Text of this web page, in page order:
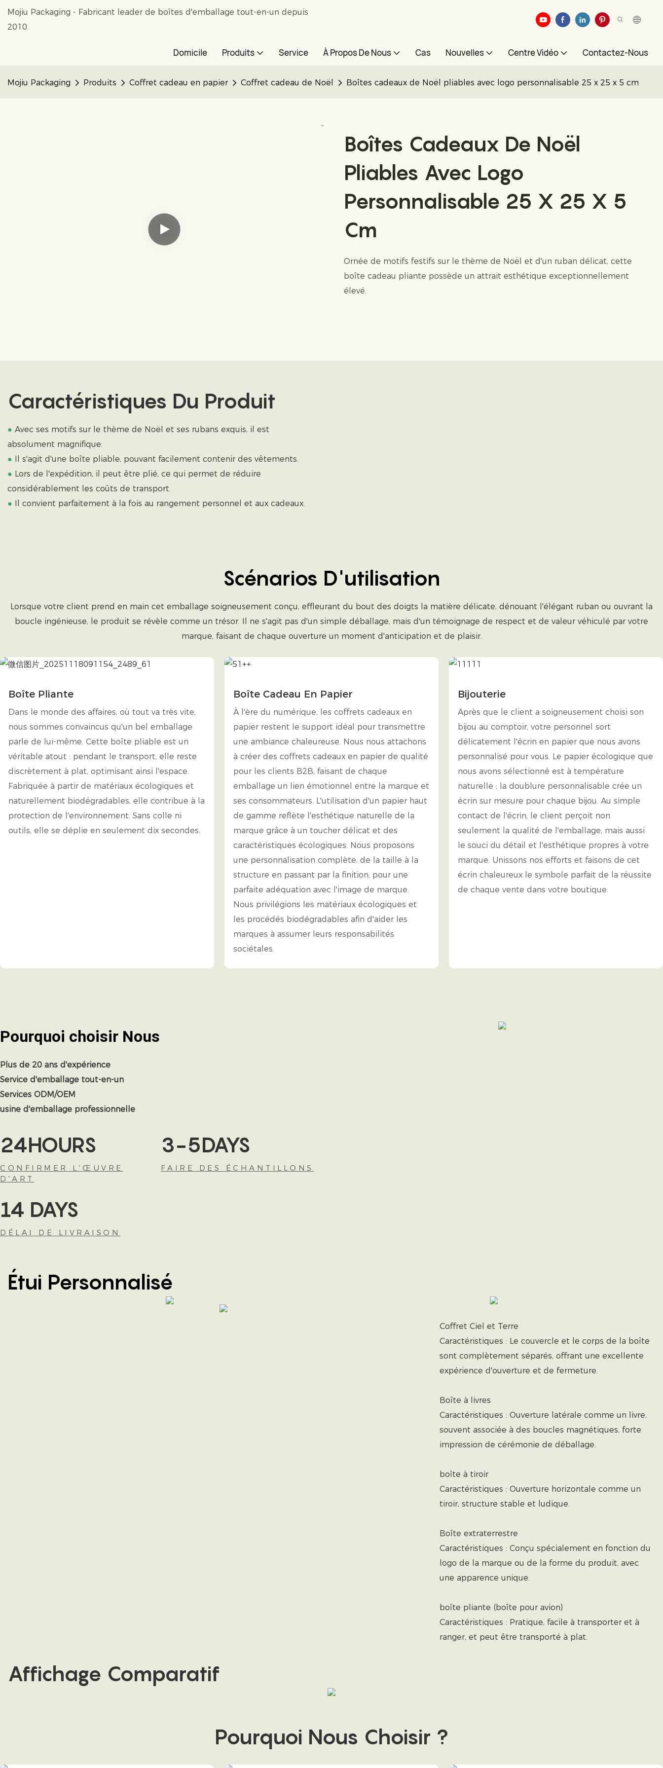
Mojiu Packaging - Fabricant leader de boîtes d'emballage tout-en-un depuis
2010.
Domicile Produits Service À Propos De Nous Cas Nouvelles Centre Vidéo Contactez-Nous
Mojiu Packaging Produits Coffret cadeau en papier Coffret cadeau de Noël Boîtes cadeaux de Noël pliables avec logo personnalisable 25 x 25 x 5 cm
Boîtes Cadeaux De Noël
Pliables Avec Logo
Personnalisable 25 X 25 X 5
Cm
Ornée de motifs festifs sur le thème de Noël et d'un ruban délicat, cette
boîte cadeau pliante possède un attrait esthétique exceptionnellement
élevé.
Caractéristiques Du Produit
● Avec ses motifs sur le thème de Noël et ses rubans exquis, il est
absolument magnifique.
● Il s'agit d'une boîte pliable, pouvant facilement contenir des vêtements.
● Lors de l'expédition, il peut être plié, ce qui permet de réduire
considérablement les coûts de transport.
● Il convient parfaitement à la fois au rangement personnel et aux cadeaux.
Scénarios D'utilisation
Lorsque votre client prend en main cet emballage soigneusement conçu, effleurant du bout des doigts la matière délicate, dénouant l'élégant ruban ou ouvrant la
boucle ingénieuse, le produit se révèle comme un trésor. Il ne s'agit pas d'un simple déballage, mais d'un témoignage de respect et de valeur véhiculé par votre
marque, faisant de chaque ouverture un moment d'anticipation et de plaisir.
Boîte Pliante
Dans le monde des affaires, où tout va très vite,
nous sommes convaincus qu'un bel emballage
parle de lui-même. Cette boîte pliable est un
véritable atout : pendant le transport, elle reste
discrètement à plat, optimisant ainsi l'espace.
Fabriquée à partir de matériaux écologiques et
naturellement biodégradables, elle contribue à la
protection de l'environnement. Sans colle ni
outils, elle se déplie en seulement dix secondes.
Boîte Cadeau En Papier
À l'ère du numérique, les coffrets cadeaux en
papier restent le support idéal pour transmettre
une ambiance chaleureuse. Nous nous attachons
à créer des coffrets cadeaux en papier de qualité
pour les clients B2B, faisant de chaque
emballage un lien émotionnel entre la marque et
ses consommateurs. L'utilisation d'un papier haut
de gamme reflète l'esthétique naturelle de la
marque grâce à un toucher délicat et des
caractéristiques écologiques. Nous proposons
une personnalisation complète, de la taille à la
structure en passant par la finition, pour une
parfaite adéquation avec l'image de marque.
Nous privilégions les matériaux écologiques et
les procédés biodégradables afin d'aider les
marques à assumer leurs responsabilités
sociétales.
Bijouterie
Après que le client a soigneusement choisi son
bijou au comptoir, votre personnel sort
délicatement l'écrin en papier que nous avons
personnalisé pour vous. Le papier écologique que
nous avons sélectionné est à température
naturelle ; la doublure personnalisable crée un
écrin sur mesure pour chaque bijou. Au simple
contact de l'écrin, le client perçoit non
seulement la qualité de l'emballage, mais aussi
le souci du détail et l'esthétique propres à votre
marque. Unissons nos efforts et faisons de cet
écrin chaleureux le symbole parfait de la réussite
de chaque vente dans votre boutique.
Pourquoi choisir Nous
Plus de 20 ans d'expérience
Service d'emballage tout-en-un
Services ODM/OEM
usine d'emballage professionnelle
24HOURS
CONFIRMER L'ŒUVRE
D'ART
3-5DAYS
FAIRE DES ÉCHANTILLONS
14 DAYS
DÉLAI DE LIVRAISON
Étui Personnalisé
Coffret Ciel et Terre
Caractéristiques : Le couvercle et le corps de la boîte
sont complètement séparés, offrant une excellente
expérience d'ouverture et de fermeture.
Boîte à livres
Caractéristiques : Ouverture latérale comme un livre,
souvent associée à des boucles magnétiques, forte
impression de cérémonie de déballage.
boîte à tiroir
Caractéristiques : Ouverture horizontale comme un
tiroir, structure stable et ludique.
Boîte extraterrestre
Caractéristiques : Conçu spécialement en fonction du
logo de la marque ou de la forme du produit, avec
une apparence unique.
boîte pliante (boîte pour avion)
Caractéristiques : Pratique, facile à transporter et à
ranger, et peut être transporté à plat.
Affichage Comparatif
Pourquoi Nous Choisir ?